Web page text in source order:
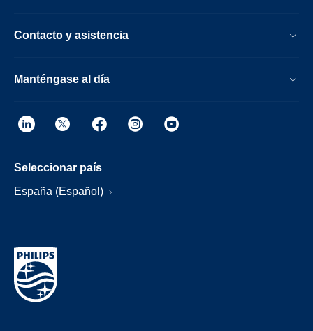
Contacto y asistencia
Manténgase al día
Seleccionar país
España (Español)